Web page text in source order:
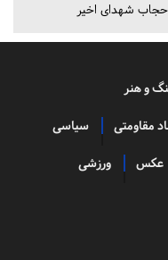
حجاب شهدای اخیر
و هنر
مقاومتی سیاسی
عکس ورزشی